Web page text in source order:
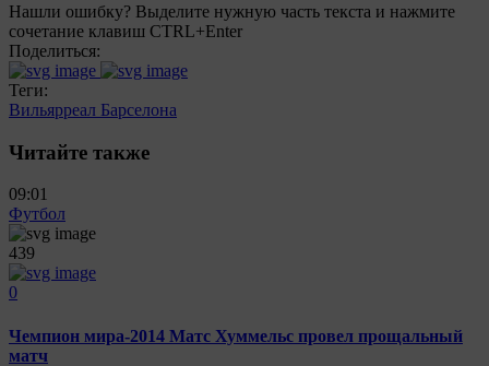
Нашли ошибку? Выделите нужную часть текста и нажмите
сочетание клавиш CTRL+Enter
Поделиться:
Теги:
Вильярреал Барселона
Читайте также
09:01
Футбол
439
0
Чемпион мира-2014 Матс Хуммельс провел прощальный
матч